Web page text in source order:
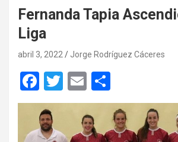
Fernanda Tapia
Liga
abril 3, 2022 Jorge Rodríguez Cáceres
F
a
ce
T
wi
E
m
ail
o
m